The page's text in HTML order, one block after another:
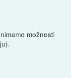
možnosti